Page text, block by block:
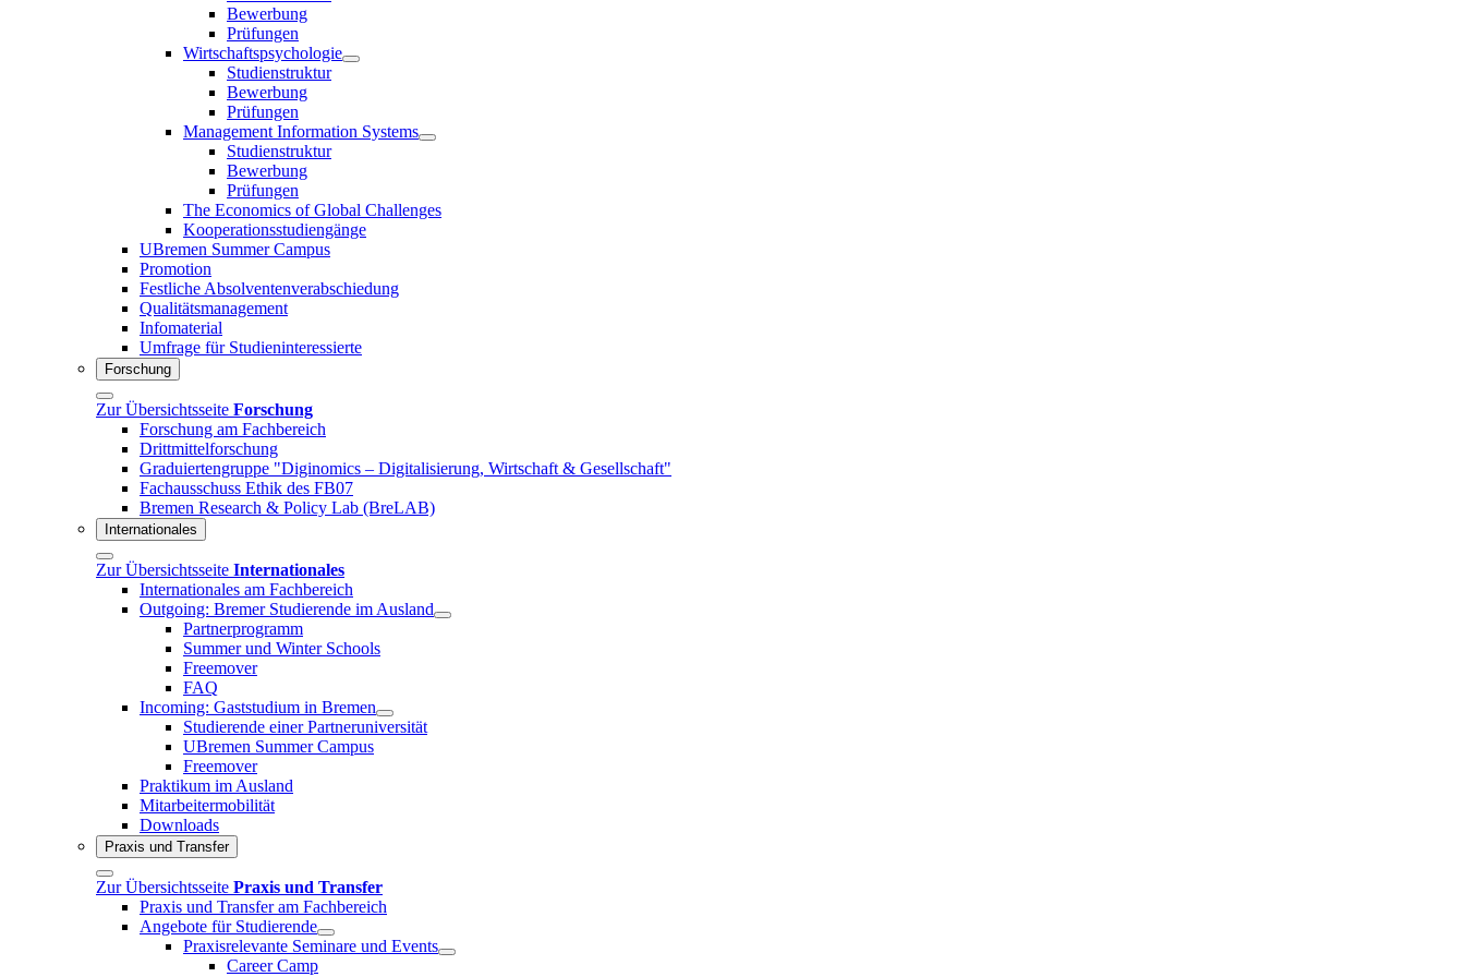
Bewerbung
Prüfungen
Wirtschaftspsychologie
Studienstruktur
Bewerbung
Prüfungen
Management Information Systems
Studienstruktur
Bewerbung
Prüfungen
The Economics of Global Challenges
Kooperationsstudiengänge
UBremen Summer Campus
Promotion
Festliche Absolventenverabschiedung
Qualitätsmanagement
Infomaterial
Umfrage für Studieninteressierte
Forschung
Zur Übersichtsseite Forschung
Forschung am Fachbereich
Drittmittelforschung
Graduiertengruppe "Diginomics – Digitalisierung, Wirtschaft & Gesellschaft"
Fachausschuss Ethik des FB07
Bremen Research & Policy Lab (BreLAB)
Internationales
Zur Übersichtsseite Internationales
Internationales am Fachbereich
Outgoing: Bremer Studierende im Ausland
Partnerprogramm
Summer und Winter Schools
Freemover
FAQ
Incoming: Gaststudium in Bremen
Studierende einer Partneruniversität
UBremen Summer Campus
Freemover
Praktikum im Ausland
Mitarbeitermobilität
Downloads
Praxis und Transfer
Zur Übersichtsseite Praxis und Transfer
Praxis und Transfer am Fachbereich
Angebote für Studierende
Praxisrelevante Seminare und Events
Career Camp